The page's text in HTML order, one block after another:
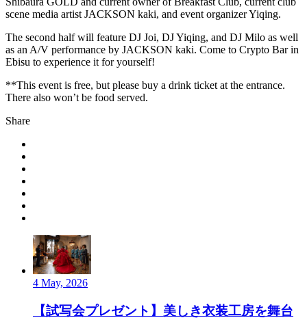
scene media artist JACKSON kaki, and event organizer Yiqing.
​The second half will feature DJ Joi, DJ Yiqing, and DJ Milo as well
as an A/V performance by JACKSON kaki. Come to Crypto Bar in
Ebisu to experience it for yourself!
​**This event is free, but please buy a drink ticket at the entrance.
There also won’t be food served.
Share
4 May, 2026
【試写会プレゼント】美しき衣装工房を舞台